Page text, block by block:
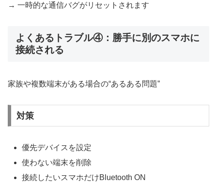
→ 一時的な通信バグがリセットされます
よくあるトラブル④：勝手に別のスマホに
接続される
家族や複数端末がある場合の“あるある問題”
対策
優先デバイスを設定
使わない端末を削除
接続したいスマホだけBluetooth ON